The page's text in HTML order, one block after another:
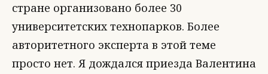
стране организовано более 30
университетских технопарков. Более
авторитетного эксперта в этой теме
просто нет. Я дождался приезда Валентина